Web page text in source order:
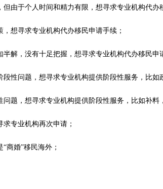
由于个人时间和精力有限，想寻求专业机构代办
想寻求专业机构代办移民申请手续；
解，没有十足把握，想寻求专业机构代办移民申
性问题，想寻求专业机构提供阶段性服务，比
题，想寻求专业机构提供阶段性服务，比如补料
专业机构再次申请；
商婚”移民海外；